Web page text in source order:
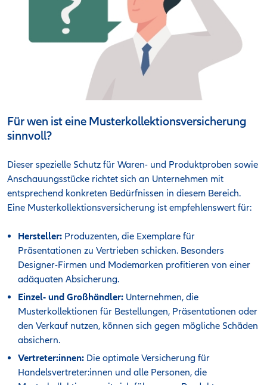
Für wen ist eine Musterkollektionsversicherung
sinnvoll?
Dieser spezielle Schutz für Waren- und Produktproben sowie
Anschauungsstücke richtet sich an Unternehmen mit
entsprechend konkreten Bedürfnissen in diesem Bereich.
Eine Musterkollektionsversicherung ist empfehlenswert für:
Hersteller: Produzenten, die Exemplare für
Präsentationen zu Vertrieben schicken. Besonders
Designer-Firmen und Modemarken profitieren von einer
adäquaten Absicherung.
Einzel- und Großhändler: Unternehmen, die
Musterkollektionen für Bestellungen, Präsentationen oder
den Verkauf nutzen, können sich gegen mögliche Schäden
absichern.
Vertreter:innen: Die optimale Versicherung für
Handelsvertreter:innen und alle Personen, die